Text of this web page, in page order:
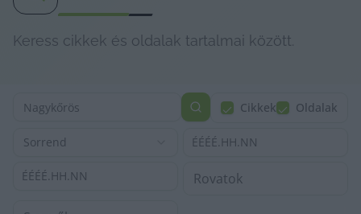
Keress cikkek és oldalak tartalmai között.
Cikkek Oldalak
Sorrend ÉÉÉÉ.HH.NN
ÉÉÉÉ.HH.NN